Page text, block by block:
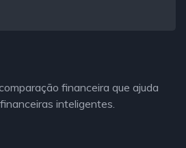
financeira que ajuda
inteligentes.